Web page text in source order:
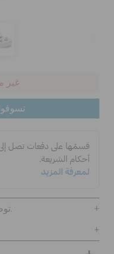
تسجيل الدخول /
غير
توصيل مجاني على جميع الطلبيات.